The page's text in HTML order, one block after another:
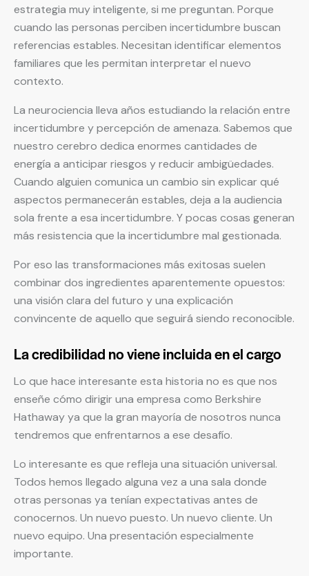
estrategia muy inteligente, si me preguntan. Porque
cuando las personas perciben incertidumbre buscan
referencias estables. Necesitan identificar elementos
familiares que les permitan interpretar el nuevo
contexto.
La neurociencia lleva años estudiando la relación entre
incertidumbre y percepción de amenaza. Sabemos que
nuestro cerebro dedica enormes cantidades de
energía a anticipar riesgos y reducir ambigüedades.
Cuando alguien comunica un cambio sin explicar qué
aspectos permanecerán estables, deja a la audiencia
sola frente a esa incertidumbre. Y pocas cosas generan
más resistencia que la incertidumbre mal gestionada.
Por eso las transformaciones más exitosas suelen
combinar dos ingredientes aparentemente opuestos:
una visión clara del futuro y una explicación
convincente de aquello que seguirá siendo reconocible.
La credibilidad no viene incluida en el cargo
Lo que hace interesante esta historia no es que nos
enseñe cómo dirigir una empresa como Berkshire
Hathaway ya que la gran mayoría de nosotros nunca
tendremos que enfrentarnos a ese desafío.
Lo interesante es que refleja una situación universal.
Todos hemos llegado alguna vez a una sala donde
otras personas ya tenían expectativas antes de
conocernos. Un nuevo puesto. Un nuevo cliente. Un
nuevo equipo. Una presentación especialmente
importante.